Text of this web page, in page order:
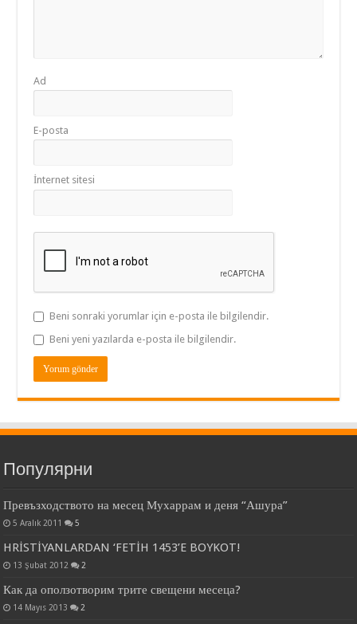
Ad
E-posta
İnternet sitesi
Beni sonraki yorumlar için e-posta ile bilgilendir.
Beni yeni yazılarda e-posta ile bilgilendir.
Популярни
Превъзходството на месец Мухаррам и деня “Ашура”
5 Aralık 2011 5
HRİSTİYANLARDAN ‘FETİH 1453’E BOYKOT!
13 Şubat 2012 2
Как да оползотворим трите свещени месеца?
14 Mayıs 2013 2